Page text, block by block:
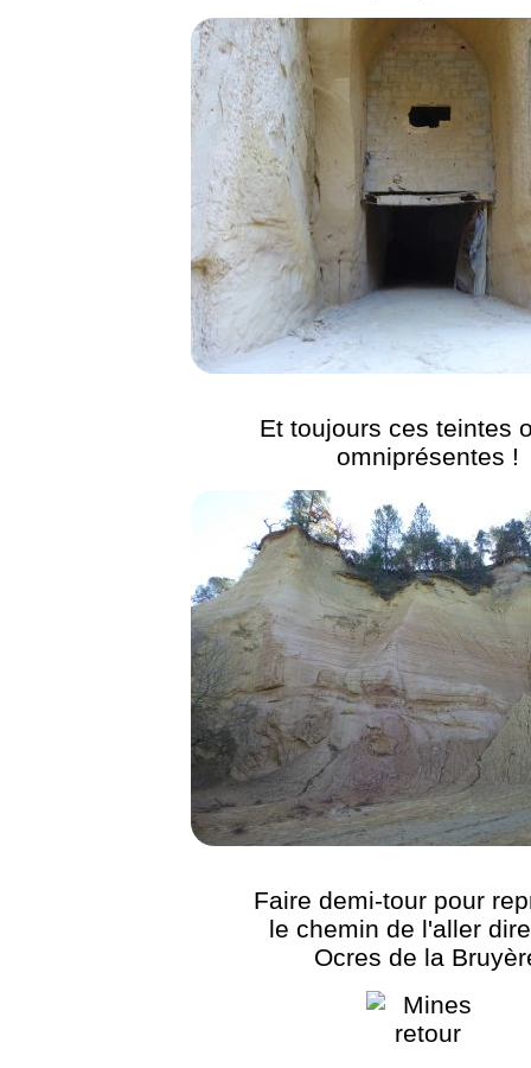
Et toujours ces teintes
omniprésentes !
Faire demi-tour pour
le chemin de l'aller
Ocres de la